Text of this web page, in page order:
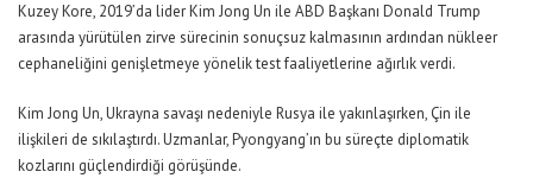
Kuzey Kore, 2019’da lider Kim Jong Un ile ABD Başkanı Donald Trump
arasında yürütülen zirve sürecinin sonuçsuz kalmasının ardından nükleer
cephaneliğini genişletmeye yönelik test faaliyetlerine ağırlık verdi.
Kim Jong Un, Ukrayna savaşı nedeniyle Rusya ile yakınlaşırken, Çin ile
ilişkileri de sıkılaştırdı. Uzmanlar, Pyongyang’ın bu süreçte diplomatik
kozlarını güçlendirdiği görüşünde.